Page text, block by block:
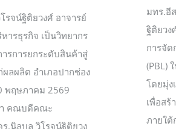
รจน์ฐิติยวงศ์ อาจารย์
ารธุรกิจ เป็นวิทยากร
รการยกระดับสินค้าสู่
ลผลิต อำเภอปากช่อง
พฤษภาคม 2569
า คณบดีคณะ
.นิลุบล วิโรจน์ฐิติยวง
มทร.อี
ฐิติยวง
การจัด
(PBL)
โดยมุ่ง
เพื่อส
ภายใต้